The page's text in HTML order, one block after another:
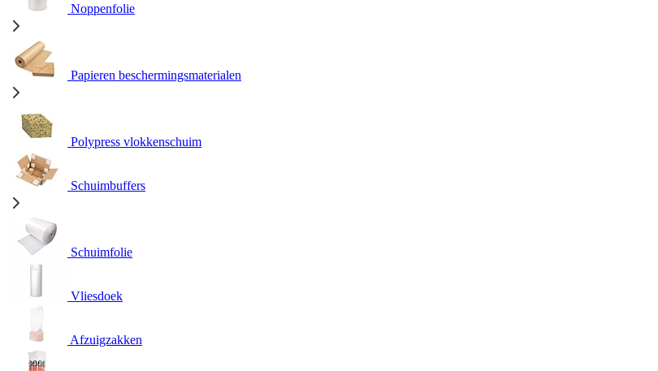
Noppenfolie
Papieren beschermingsmaterialen
Polypress vlokkenschuim
Schuimbuffers
Schuimfolie
Vliesdoek
Afzuigzakken